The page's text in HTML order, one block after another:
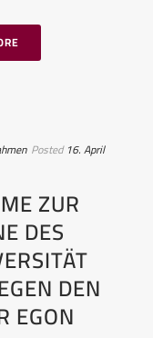
Posted 16. April
ZUR
DES
DEN
EGON